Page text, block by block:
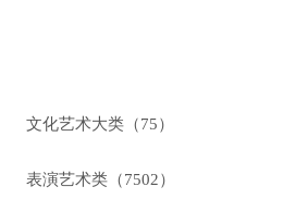
文化艺术大类（75）
表演艺术类（7502）